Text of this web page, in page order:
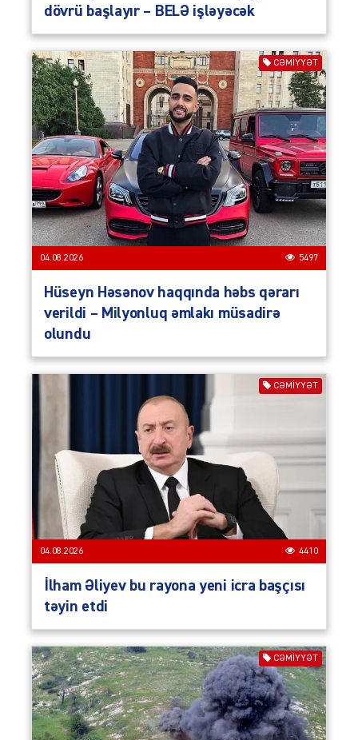
dövrü başlayır – BELƏ işləyəcək
CƏMIYYƏT
04.08.2026 5497
Hüseyn Həsənov haqqında həbs qərarı
verildi – Milyonluq əmlakı müsadirə
olundu
CƏMIYYƏT
04.08.2026 4410
İlham Əliyev bu rayona yeni icra başçısı
təyin etdi
CƏMIYYƏT